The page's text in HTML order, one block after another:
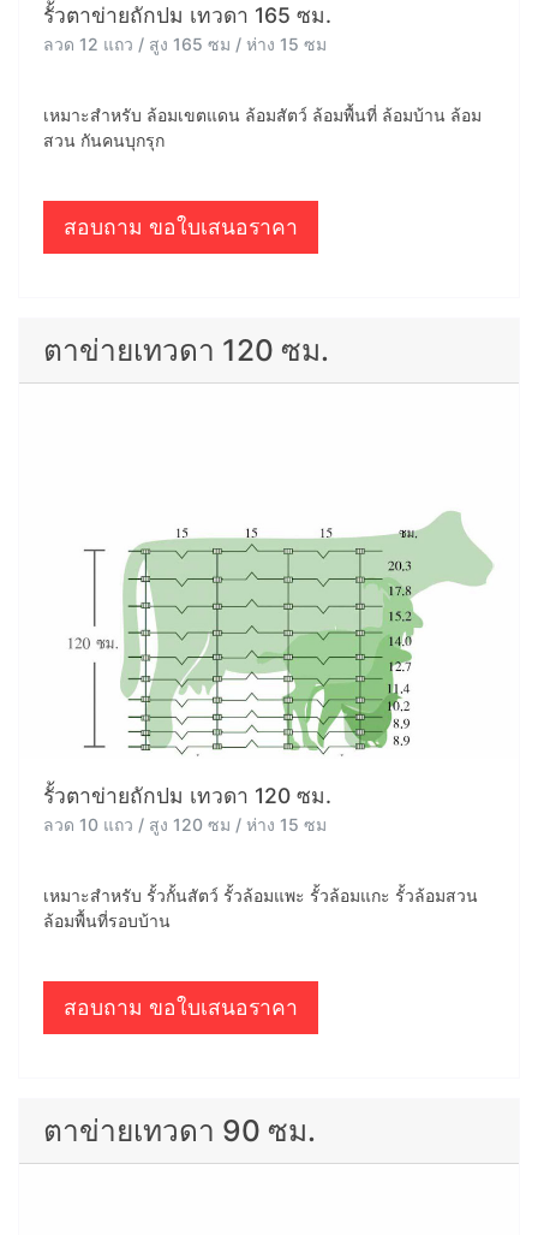
รั้วตาข่ายถักปม เทวดา 165 ซม.
ลวด 12 แถว / สูง 165 ซม / ห่าง 15 ซม
เหมาะสำหรับ ล้อมเขตแดน ล้อมสัตว์ ล้อมพื้นที่ ล้อมบ้าน ล้อม
สวน กันคนบุกรุก
สอบถาม ขอใบเสนอราคา
ตาข่ายเทวดา 120 ซม.
รั้วตาข่ายถักปม เทวดา 120 ซม.
ลวด 10 แถว / สูง 120 ซม / ห่าง 15 ซม
เหมาะสำหรับ รั้วกั้นสัตว์ รั้วล้อมแพะ รั้วล้อมแกะ รั้วล้อมสวน
ล้อมพื้นที่รอบบ้าน
สอบถาม ขอใบเสนอราคา
ตาข่ายเทวดา 90 ซม.